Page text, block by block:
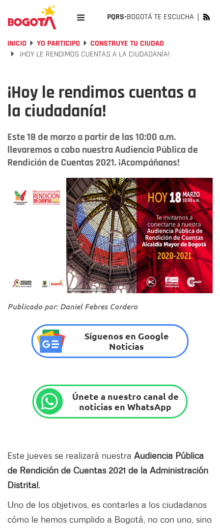
PQRS-BOGOTÁ TE ESCUCHA
INICIO YO PARTICIPO
CONSTRUYE TU CIUDAD
¡HOY LE RENDIMOS CUENTAS A LA CIUDADANÍA!
¡Hoy le rendimos cuentas a
la ciudadanía!
Este 18 de marzo a partir de las 10:00 a.m.
llevaremos a cabo nuestra Audiencia Pública de
Rendición de Cuentas 2021. ¡Acompáñanos!
Publicado por: Daniel Febres Cordero
Síguenos en Google
Noticias
Únete a nuestro canal de
noticias en WhatsApp
Este jueves se realizará nuestra Audiencia Pública
de Rendición de Cuentas 2021 de la Administración
Distrital.
Uno de los objetivos, es contarles a los ciudadanos
cómo le hemos cumplido a Bogotá, no con uno, sino